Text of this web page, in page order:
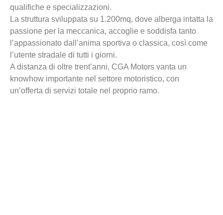
qualifiche e specializzazioni.
La struttura sviluppata su 1.200mq, dove alberga intatta la
passione per la meccanica, accoglie e soddisfa tanto
l’appassionato dall’anima sportiva o classica, così come
l’utente stradale di tutti i giorni.
A distanza di oltre trent’anni, CGA Motors vanta un
knowhow importante nel settore motoristico, con
un’offerta di servizi totale nel proprio ramo.